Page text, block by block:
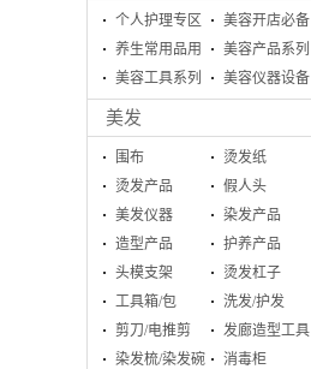
个人护理专区
美容开店必备
养生常用品用
具
美容产品系列
美容工具系列
美容仪器设备
美发
围布
烫发纸
烫发产品
假人头
美发仪器
染发产品
造型产品
护养产品
头模支架
烫发杠子
工具箱/包
洗发/护发
剪刀/电推剪
发廊造型工具
染发梳/染发碗
消毒柜